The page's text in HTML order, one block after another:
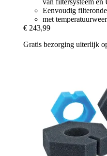
van filtersysteem en
Eenvoudig
met
€ 243,99
Gratis bezorging uiterlijk